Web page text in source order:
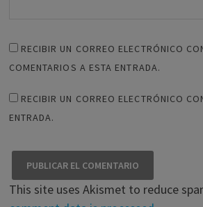
RECIBIR UN CORREO ELECTRÓNICO
COMENTARIOS A ESTA ENTRADA.
RECIBIR UN CORREO ELECTRÓNICO
ENTRADA.
This site uses Akismet to reduce